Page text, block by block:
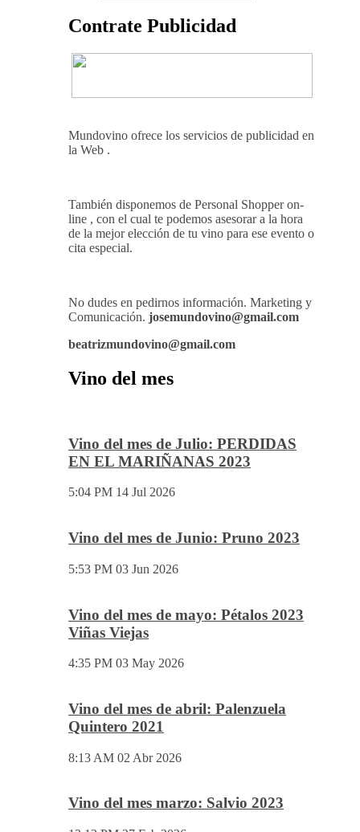
Contrate Publicidad
Mundovino ofrece los servicios de publicidad en
la Web .
También disponemos de Personal Shopper on-
line , con el cual te podemos asesorar a la hora
de la mejor elección de tu vino para ese evento o
cita especial.
No dudes en pedirnos información. Marketing y
Comunicación. josemundovino@gmail.com
beatrizmundovino@gmail.com
Vino del mes
Vino del mes de Julio: PERDIDAS
EN EL MARIÑANAS 2023
5:04 PM 14 Jul 2026
Vino del mes de Junio: Pruno 2023
5:53 PM 03 Jun 2026
Vino del mes de mayo: Pétalos 2023
Viñas Viejas
4:35 PM 03 May 2026
Vino del mes de abril: Palenzuela
Quintero 2021
8:13 AM 02 Abr 2026
Vino del mes marzo: Salvio 2023